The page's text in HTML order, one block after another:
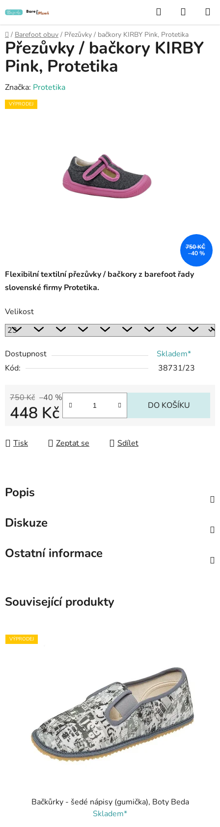
na
obsah
Hledat
KOŠÍK
Domů
/ Barefoot obuv / Přezůvky / bačkory KIRBY Pink, Protetika
Flexibilní textilní přezůvky / bačkoryz barefoot řady
slovenské firmy Protetika.
Velikost
Dostupnost
Skladem*
Kód:
38731/23
750 Kč –40 %
448 Kč DO KOŠÍKU
Tisk Zeptat se Sdílet
Přezůvky / bačkory KIRBY
Pink, Protetika
Značka: Protetika
VÝPRODEJ
750 KČ
–40 %
Popis
Diskuze
Ostatní informace
Související produkty
VÝPRODEJ
Bačkůrky - šedé nápisy (gumička), Boty Beda
Skladem*